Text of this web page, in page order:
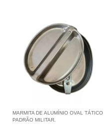
MARMITA DE ALUMÍNIO OVAL TÁTICO
PADRÃO MILITAR.